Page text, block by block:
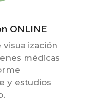
ONLINE
visualización
médicas
y estudios